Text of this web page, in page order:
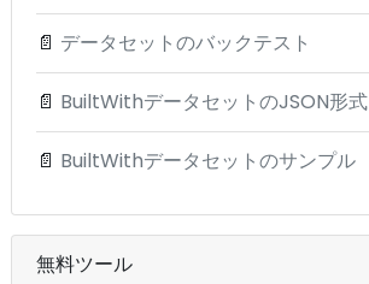
📄 データセットのバックテスト
📄 BuiltWithデータセットのJSON形式
📄 BuiltWithデータセットのサンプル
無料ツール